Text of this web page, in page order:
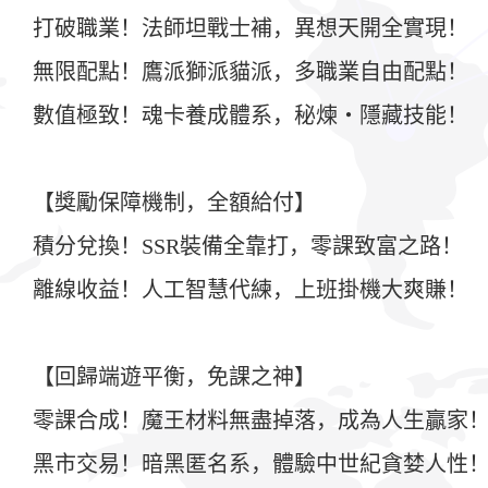
打破職業！法師坦戰士補，異想天開全實現！
無限配點！鷹派獅派貓派，多職業自由配點！
數值極致！魂卡養成體系，秘煉・隱藏技能！
【獎勵保障機制，全額給付】
積分兌換！SSR裝備全靠打，零課致富之路！
離線收益！人工智慧代練，上班掛機大爽賺！
【回歸端遊平衡，免課之神】
零課合成！魔王材料無盡掉落，成為人生贏家
黑市交易！暗黑匿名系，體驗中世紀貪婪人性